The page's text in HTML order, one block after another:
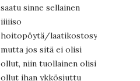
saatu sinne sellainen
iiiiiso
hoitopöytä/laatikostosysteemi,
mutta jos sitä ei olisi
ollut, niin tuollainen olisi
ollut ihan ykkösjuttu